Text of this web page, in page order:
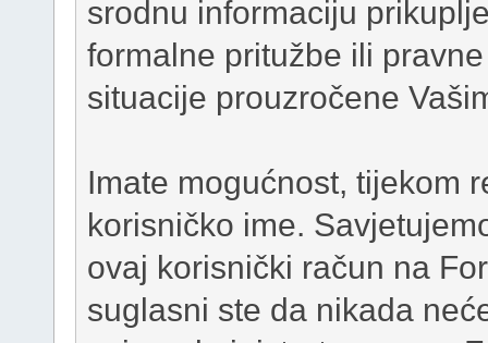
srodnu informaciju
formalne pritužbe ili
situacije prouzročene
Imate mogućnost, tijekom
korisničko ime.
ovaj korisnički račun na
suglasni ste da nikada